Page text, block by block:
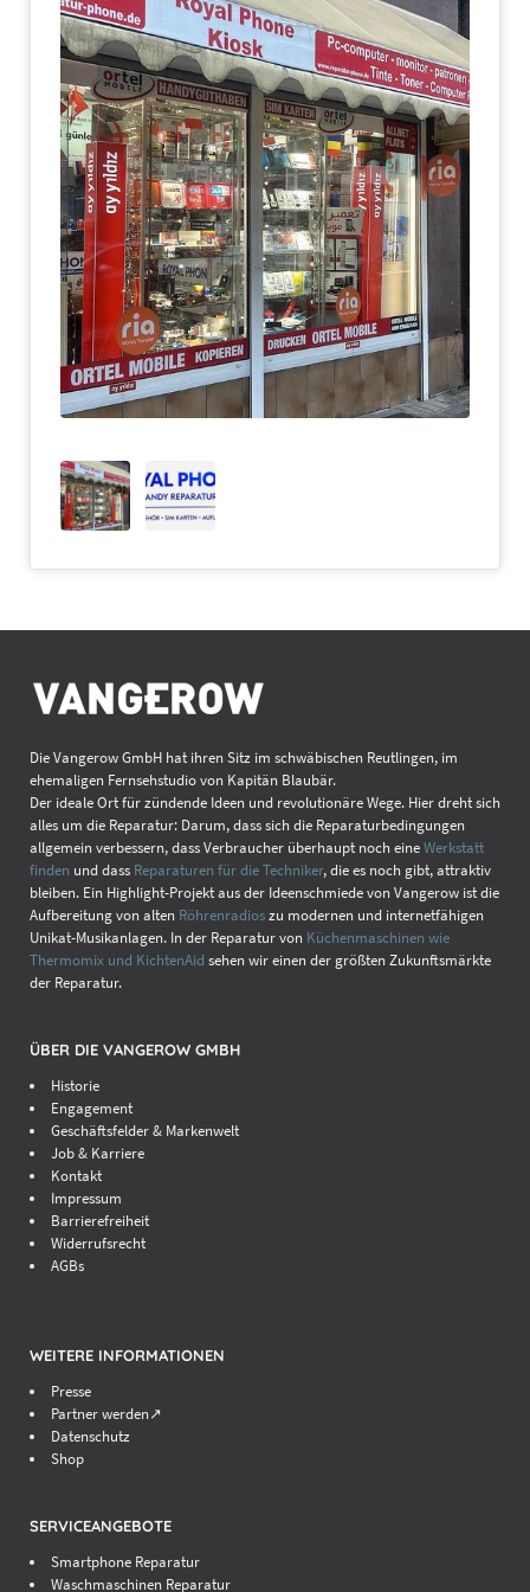
Dabei werden die zur Buchung beabsichtigten
Dienstleistungen konfiguriert und im „Warenkorb“
abgelegt. Über die entsprechende Schaltfläche in der
Navigationsleiste können Sie den „Warenkorb“ aufrufen
und dort jederzeit Änderungen vornehmen. Nach
Anklicken der Schaltfläche „Kasse“ oder „Weiter zur
Bestellung“ (oder ähnliche Bezeichnung) und der Eingabe
der persönlichen Daten sowie der Zahlungsbedingungen
werden abschließend nochmals alle Bestelldaten auf der
Bestellübersichtsseite angezeigt.
Vor Absenden der Buchung haben Sie die Möglichkeit, hier
sämtliche Angaben nochmals zu überprüfen, zu ändern
(auch über die Funktion „zurück“ des Internetbrowsers)
bzw. die Buchung abzubrechen.
Mit dem Absenden der Buchung über die entsprechende
Schaltfläche geben Sie ein verbindliches Angebot bei uns
(3) Die Abwicklung der Bestellung und Übermittlung aller
im Zusammenhang mit dem Vertragsschluss
der Empfang der E-Mails technisch sichergestellt und
§ 4 Leistungserbringung bei Webhosting, Pflichten
(1) Unsere Leistungspflichten ergeben sich aus der
Leistungsbeschreibung des jeweiligen Webhosting-
Angebots.
Die Leistungserbringung (Freischaltung des gebuchten
Leistungspakets, Übermittlung der Zugangsdaten) erfolgt,
soweit nicht anders vereinbart, innerhalb von 2 Tagen
nach Vertragsschluss (bei vereinbarter Vorauszahlung erst
nach dem Zeitpunkt Ihrer Zahlungsanweisung).
alleinige Administrationsrechte auf den bereitgestellten
Servern einräumen, sind Sie ausschließlich und allein für
die Verwaltung und Sicherheit Ihres Servers
verantwortlich.
Sie sind verpflichtet, notwendige Sicherheitssoftware zu
installieren, sich konstant über bekannt werdende
Sicherheitslücken zu informieren und diese selbständig zu
schließen. Die Installation von Wartungsprogrammen oder
(3) Soweit wir Programme bereitstellen, erhalten Sie für
Recht zur Nutzung der bereitgestellten Programme. Sie
sind verpflichtet, die jeweiligen Lizenzbestimmungen
einzuhalten.
und zu verwalten, dass die Sicherheit, Integrität und
Verfügbarkeit der Netze, anderer Server, Software und
Daten Dritter nicht gefährdet wird. Insbesondere ist es
Die Vangerow GmbH hat ihren Sitz im schwäbischen Reutlingen, im
ehemaligen Fernsehstudio von Kapitän Blaubär.
Der ideale Ort für zündende Ideen und revolutionäre Wege. Hier dreht sich
alles um die Reparatur: Darum, dass sich die Reparaturbedingungen
allgemein verbessern, dass Verbraucher überhaupt noch eineWerkstatt
finden und dass Reparaturen für die Techniker, die es noch gibt, attraktiv
bleiben. Ein Highlight-Projekt aus der Ideenschmiede von Vangerow ist die
Aufbereitung von alten Röhrenradioszu modernen und internetfähigen
Unikat-Musikanlagen. In der Reparatur von Küchenmaschinen wie
Thermomix und KichtenAid sehen wir einen der größten Zukunftsmärkte
der Reparatur.
ÜBER DIE VANGEROW GMBH
Historie
Engagement
Geschäftsfelder & Markenwelt
Job & Karriere
Kontakt
Impressum
Barrierefreiheit
Widerrufsrecht
AGBs
WEITERE INFORMATIONEN
Presse
Partner werden↗
Datenschutz
Shop
SERVICEANGEBOTE
Smartphone Reparatur
Waschmaschinen Reparatur